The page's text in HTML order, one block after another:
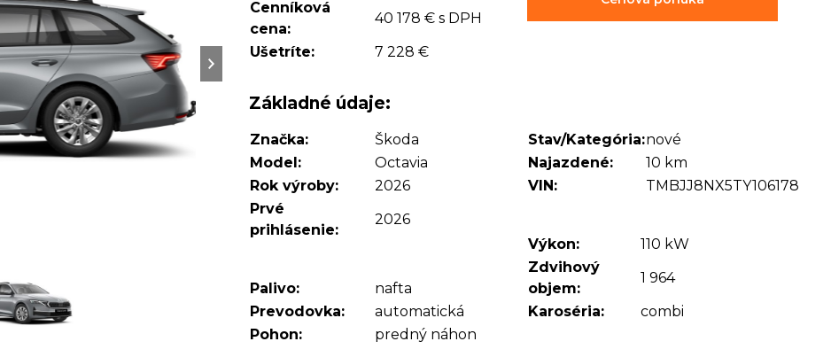
Cenníková
cena:
40 178 € s DPH
Ušetríte:
7 228 €
Základné údaje:
Značka:
Škoda
Model:
Octavia
Rok výroby:
2026
Prvé
prihlásenie:
2026
Palivo:
nafta
Prevodovka:
automatická
Pohon:
predný náhon
Stav/Kategória:nové
Najazdené:
10 km
VIN:
TMBJJ8NX5TY106178
Výkon:
110 kW
Zdvihový
objem:
1 964
Karoséria:
combi